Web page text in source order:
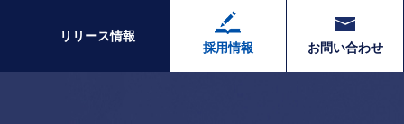
リリース情報
採用情報
お問い合わせ